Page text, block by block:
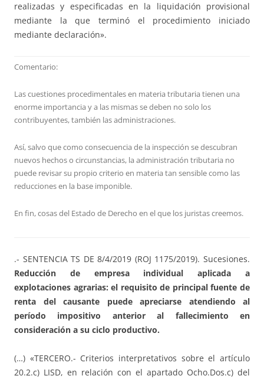
realizadas y especificadas en la liquidación provisional
mediante la que terminó el procedimiento iniciado
mediante declaración».
Comentario:
Las cuestiones procedimentales en materia tributaria tienen una
enorme importancia y a las mismas se deben no solo los
contribuyentes, también las administraciones.
Así, salvo que como consecuencia de la inspección se descubran
nuevos hechos o circunstancias, la administración tributaria no
puede revisar su propio criterio en materia tan sensible como las
reducciones en la base imponible.
En fin, cosas del Estado de Derecho en el que los juristas creemos.
.- SENTENCIA TS DE 8/4/2019 (ROJ 1175/2019). Sucesiones.
Reducción de empresa individual aplicada a
explotaciones agrarias: el requisito de principal fuente de
renta del causante puede apreciarse atendiendo al
período impositivo anterior al fallecimiento en
consideración a su ciclo productivo.
(…) «TERCERO.- Criterios interpretativos sobre el artículo
20.2.c) LISD, en relación con el apartado Ocho.Dos.c) del